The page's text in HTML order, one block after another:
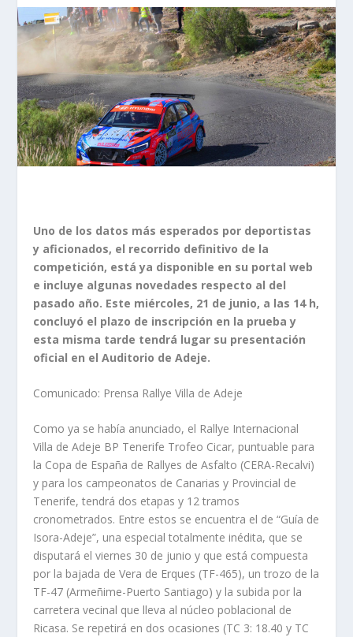
Uno de los datos más esperados por deportistas
y aficionados, el recorrido definitivo de la
competición, está ya disponible en su portal web
e incluye algunas novedades respecto al del
pasado año. Este miércoles, 21 de junio, a las 14 h,
concluyó el plazo de inscripción en la prueba y
esta misma tarde tendrá lugar su presentación
oficial en el Auditorio de Adeje.
Comunicado: Prensa Rallye Villa de Adeje
Como ya se había anunciado, el Rallye Internacional
Villa de Adeje BP Tenerife Trofeo Cicar, puntuable para
la Copa de España de Rallyes de Asfalto (CERA-Recalvi)
y para los campeonatos de Canarias y Provincial de
Tenerife, tendrá dos etapas y 12 tramos
cronometrados. Entre estos se encuentra el de “Guía de
Isora-Adeje”, una especial totalmente inédita, que se
disputará el viernes 30 de junio y que está compuesta
por la bajada de Vera de Erques (TF-465), un trozo de la
TF-47 (Armeñime-Puerto Santiago) y la subida por la
carretera vecinal que lleva al núcleo poblacional de
Ricasa. Se repetirá en dos ocasiones (TC 3: 18.40 y TC